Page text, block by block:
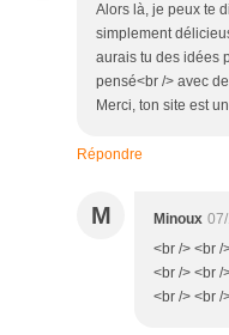
Alors là, je peux te
simplement
aurais tu des idées
pensé<br /> avec
Merci, ton site est
Répondre
M Minoux
<br /> <br /
<br /> <br /
<br /> <br /